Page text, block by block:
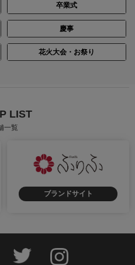
卒業式
慶事
花火大会・お祭り
LIST
一覧
ブランドサイト